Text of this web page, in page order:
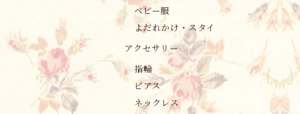
ベビー服
よだれかけ・スタイ
アクセサリー
指輪
ピアス
ネックレス